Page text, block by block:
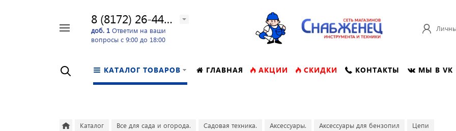
8 (8172) 26-44-24
доб. 1 Ответим на ваши
вопросы с 9:00 до 18:00
КАТАЛОГ ТОВАРОВ ГЛАВНАЯ АКЦИИ СКИДКИ КОНТАКТЫ МЫ В VK
Каталог Все для сада и огорода. Садовая техника. Аксессуары. Аксессуары для бензопил Цепи